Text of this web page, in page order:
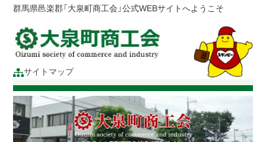
群馬県邑楽郡「大泉町商工会」公式WEBサイトへようこそ
サイトマップ